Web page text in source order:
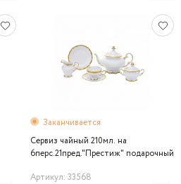
Заканчивается
Сервиз чайный 210мл. на
6перс.21пред."Престиж" подарочный
Артикул: 33568